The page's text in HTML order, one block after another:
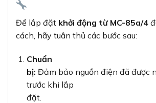
Để lắp đặt khởi động từ MC-85a/4
cách, hãy tuân thủ các bước sau:
Chuẩn
bị: Đảm bảo nguồn điện đã được
trước khi lắp
đặt.